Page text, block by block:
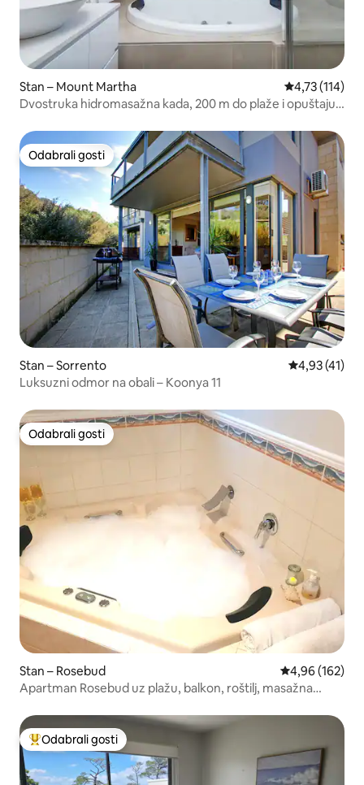
Stan – Mount Martha Prosječna
4,73 (114)
Dvostruka hidromasažna kada, 200 m do plaže i opuštajući
Odabrali gosti
Odabrali gosti
Stan – Sorrento Prosječna
4,93 (41)
Luksuzni odmor na obali – Koonya 11
Odabrali gosti
Odabrali gosti
Stan – Rosebud Prosječna
4,96 (162)
Apartman Rosebud uz plažu, balkon, roštilj, masažna
Među najviše rangiranima s oznakom „Odabrali gosti”
Odabrali gosti